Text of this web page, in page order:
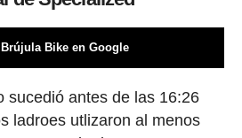
Bike en Google
sucedió antes de las 16:26
ladroes utlizaron al menos